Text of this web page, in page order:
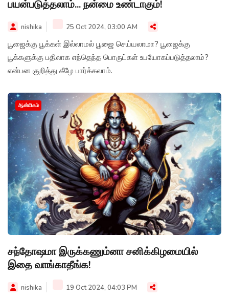
பயன்படுத்தலாம்... நன்மை உண்டாகும்!
nishika 25 Oct 2024, 03:00 AM
பூஜைக்கு பூக்கள் இல்லாமல் பூஜை செய்யலாமா? பூஜைக்கு
பூக்களுக்கு பதிலாக எந்தெந்த பொருட்கள் உபயோகப்படுத்தலாம்?
என்பன குறித்து கீழே பார்க்கலாம்.
ஆன்மிகம்
சந்தோஷமா இருக்கணும்னா சனிக்கிழமையில்
இதை வாங்காதீங்க!
nishika 19 Oct 2024, 04:03 PM